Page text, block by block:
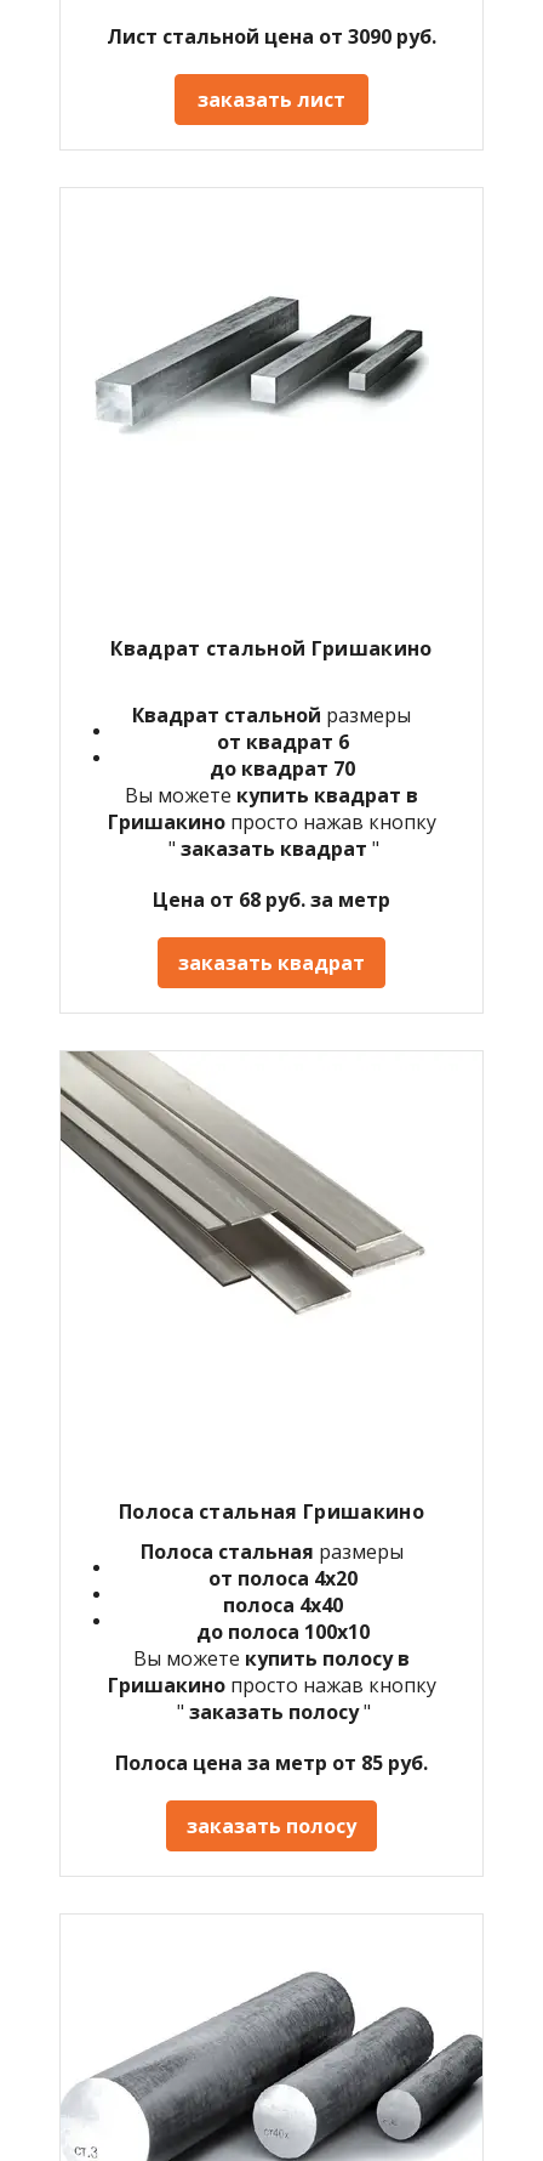
Лист стальной цена от 3090 руб.
заказать лист
Квадрат стальной Гришакино
Квадрат стальной размеры
от квадрат 6
до квадрат 70
Вы можете купить квадрат в
Гришакинопросто нажав кнопку
" заказать квадрат "
Цена от 68 руб. за метр
заказать квадрат
Полоса стальная Гришакино
Полоса стальная размеры
от полоса 4х20
полоса 4х40
до полоса 100х10
Вы можете купить полосу в
Гришакинопросто нажав кнопку
" заказать полосу"
Полоса цена за метр от 85 руб.
заказать полосу